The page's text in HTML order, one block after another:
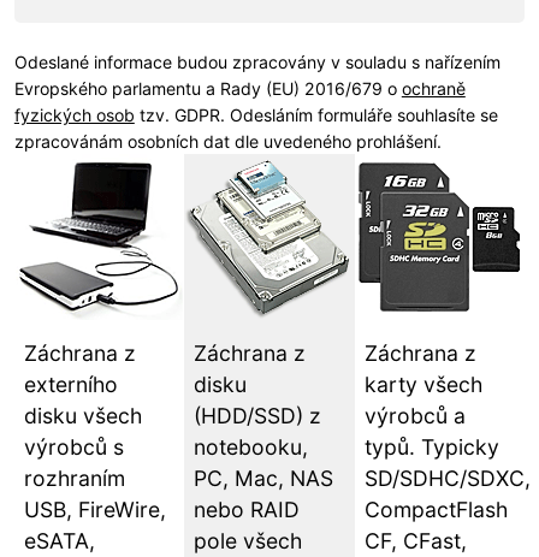
Odeslané informace budou zpracovány v souladu s nařízením
Evropského parlamentu a Rady (EU) 2016/679 o ochraně
fyzických osob tzv. GDPR. Odesláním formuláře souhlasíte se
zpracovánám osobních dat dle uvedeného prohlášení.
Záchrana z
externího
disku všech
výrobců s
rozhraním
USB, FireWire,
eSATA,
Záchrana z
disku
(HDD/SSD) z
notebooku,
PC, Mac, NAS
nebo RAID
pole všech
Záchrana z
karty všech
výrobců a
typů. Typicky
SD/SDHC/SDXC,
CompactFlash
CF, CFast,